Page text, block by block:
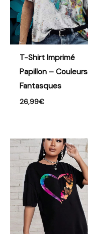
T-Shirt Imprimé
Papillon – Couleurs
Fantasques
26,99€